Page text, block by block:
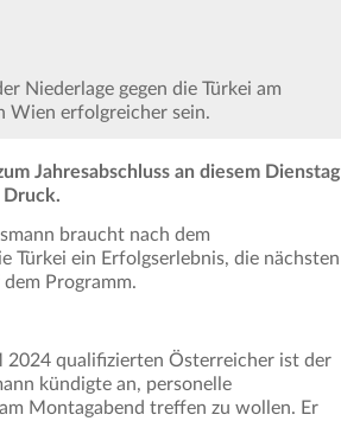
Niederlage gegen die Türkei am
Wien erfolgreicher sein.
Jahresabschluss an diesem Dienstag
braucht nach dem
Türkei ein Erfolgserlebnis, die nächsten
Programm.
2024 qualifizierten Österreicher ist der
kündigte an, personelle
Montagabend treffen zu wollen. Er